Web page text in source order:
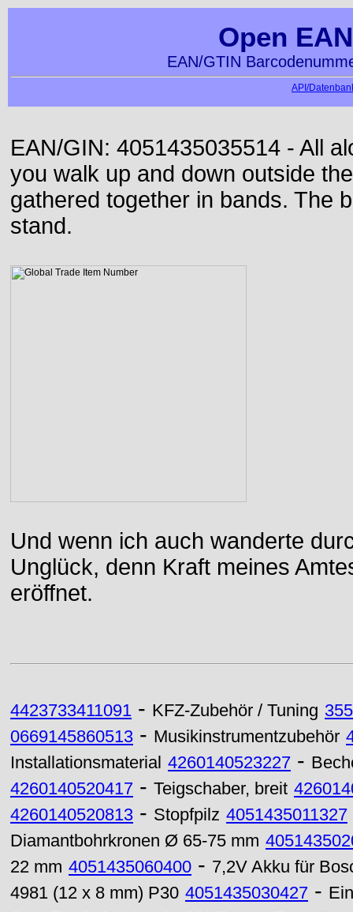
Open
EAN/GTIN
API/
EAN/GIN: 4051435035514 - All
you walk up and down outside
gathered together in bands. The
stand.
Und wenn ich auch wanderte
Unglück, denn Kraft meines
eröffnet.
4423733411091 - KFZ-Zubehör / Tuning
0669145860513 - Musikinstrumentzubehör
Installationsmaterial 4260140523227 -
4260140520417 - Teigschaber, breit
4260140520813 - Stopfpilz 4051435011327
Diamantbohrkronen Ø 65-75 mm
22 mm 4051435060400 - 7,2V Akku für
4981 (12 x 8 mm) P30 4051435030427 -